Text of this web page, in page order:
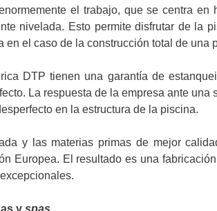
el trabajo, que se centra
nivelada. Esto permite disfrutar de la
en el caso de la construcción total de una
DTP tienen una garantía de
La respuesta de la empresa ante una
en la estructura de la piscina.
y las materias primas de mejor
Europea. El resultado es una
y spas